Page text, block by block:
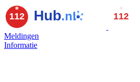
Meldingen
Informatie